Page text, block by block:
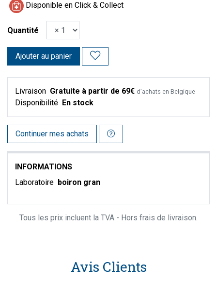
Disponible en Click & Collect
Quantité
Ajouter au panier
Livraison Gratuite à partir de 69€ d’achats en Belgique
Disponibilité En stock
Continuer mes achats
INFORMATIONS
Laboratoire boiron gran
Tous les prix incluent la TVA - Hors frais de livraison.
Avis Clients